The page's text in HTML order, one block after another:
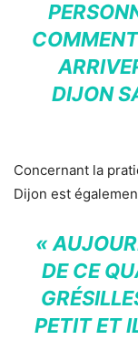
DIJON
Concernant la
Dijon est
«
DE CE
PETIT ET